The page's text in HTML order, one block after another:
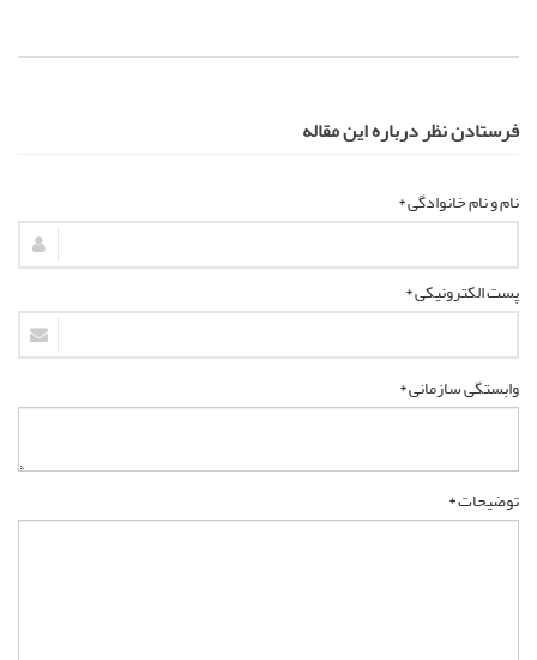
فرستادن نظر درباره این مقاله
نام و نام خانوادگی *
پست الکترونیکی *
وابستگی سازمانی *
توضیحات *